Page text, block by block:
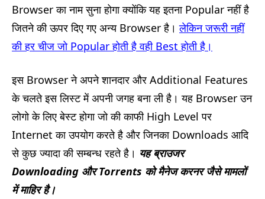
Browser का नाम सुना होगा क्योंकि यह इतना Popular नहीं है
जितने की ऊपर दिए गए अन्य Browser है।लेकिन जरूरी नहीं
की हर चीज जो Popular होती है वही Best होती है।
इस Browser ने अपने शानदार और Additional Features
के चलते इस लिस्ट में अपनी जगह बना ली है। यह Browser उन
लोगो के लिए बेस्ट होगा जो की काफी High Level पर
Internet का उपयोग करते है और जिनका Downloads आदि
से कुछ ज्यादा की सम्बन्ध रहते है। यह ब्राउजर
Downloading और Torrents को मैनेज करनर जैसे मामलों
में माहिर है।